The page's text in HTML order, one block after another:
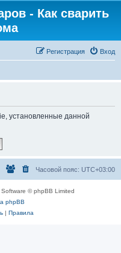
- Как cварить
Вход
Регистрация
установленные данной
Часовой пояс: UTC+03:00
© phpBB Limited
phpBB
| Правила